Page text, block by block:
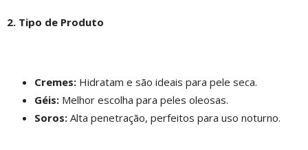
2. Tipo de Produto
Cremes: Hidratam e são ideais para pele seca.
Géis: Melhor escolha para peles oleosas.
Soros: Alta penetração, perfeitos para uso noturno.